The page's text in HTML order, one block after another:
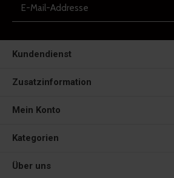
Kundendienst
Zusatzinformation
Mein Konto
Kategorien
Über uns